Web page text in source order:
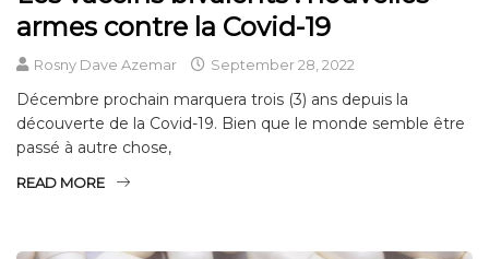
armes contre la Covid-19
Rosny Dave Azemar September 28, 2022
Décembre prochain marquera trois (3) ans depuis la
découverte de la Covid-19. Bien que le monde semble être
passé à autre chose,
READ MORE